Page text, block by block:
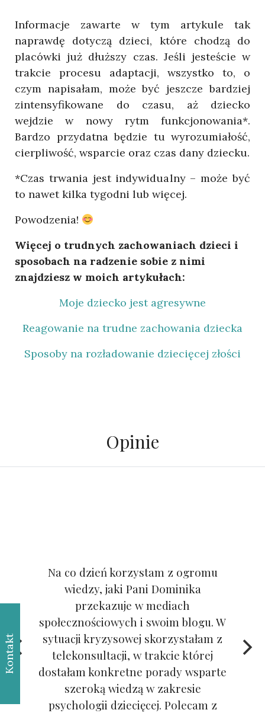
Informacje zawarte w tym artykule tak
naprawdę dotyczą dzieci, które chodzą do
placówki już dłuższy czas. Jeśli jesteście w
trakcie procesu adaptacji, wszystko to, o
czym napisałam, może być jeszcze bardziej
zintensyfikowane do czasu, aż dziecko
wejdzie w nowy rytm funkcjonowania*.
Bardzo przydatna będzie tu wyrozumiałość,
cierpliwość, wsparcie oraz czas dany dziecku.
*Czas trwania jest indywidualny – może być
to nawet kilka tygodni lub więcej.
Powodzenia!
Więcej o trudnych zachowaniach dzieci i
sposobach na radzenie sobie z nimi
znajdziesz w moich artykułach:
Moje dziecko jest agresywne
Reagowanie na trudne zachowania dziecka
Sposoby na rozładowanie dziecięcej złości
Opinie
Na co dzień korzystam z ogromu
wiedzy, jaki Pani Dominika
przekazuje w mediach
społecznościowych i swoim blogu. W
sytuacji kryzysowej skorzystałam z
telekonsultacji, w trakcie której
dostałam konkretne porady wsparte
szeroką wiedzą w zakresie
psychologii dziecięcej. Polecam z
Kontakt